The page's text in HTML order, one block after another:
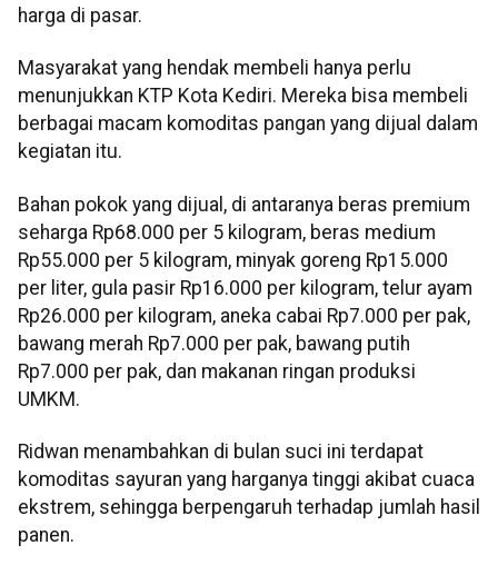
harga di pasar.
Masyarakat yang hendak membeli hanya perlu
menunjukkan KTP Kota Kediri. Mereka bisa membeli
berbagai macam komoditas pangan yang dijual dalam
kegiatan itu.
Bahan pokok yang dijual, di antaranya beras premium
seharga Rp68.000 per 5 kilogram, beras medium
Rp55.000 per 5 kilogram, minyak goreng Rp15.000
per liter, gula pasir Rp16.000 per kilogram, telur ayam
Rp26.000 per kilogram, aneka cabai Rp7.000 per pak,
bawang merah Rp7.000 per pak, bawang putih
Rp7.000 per pak, dan makanan ringan produksi
UMKM.
Ridwan menambahkan di bulan suci ini terdapat
komoditas sayuran yang harganya tinggi akibat cuaca
ekstrem, sehingga berpengaruh terhadap jumlah hasil
panen.